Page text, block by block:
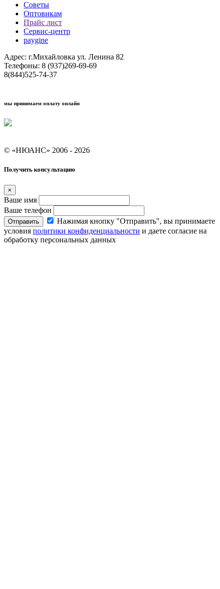
Советы
Оптовикам
Прайс лист
Сервис-центр
paygine
Адрес: г.Михайловка ул. Ленина 82
Телефоны: 8 (937)269-69-69
8(844)525-74-37
мы принимаем оплату онлайн
© «НЮАНС» 2006 - 2026
Получить консультацию
×
Ваше имя
Ваше телефон
Отправить
Нажимая кнопку "Отправить", вы принимаете
условия политики конфиденциальности и даете согласие на
обработку персональных данных